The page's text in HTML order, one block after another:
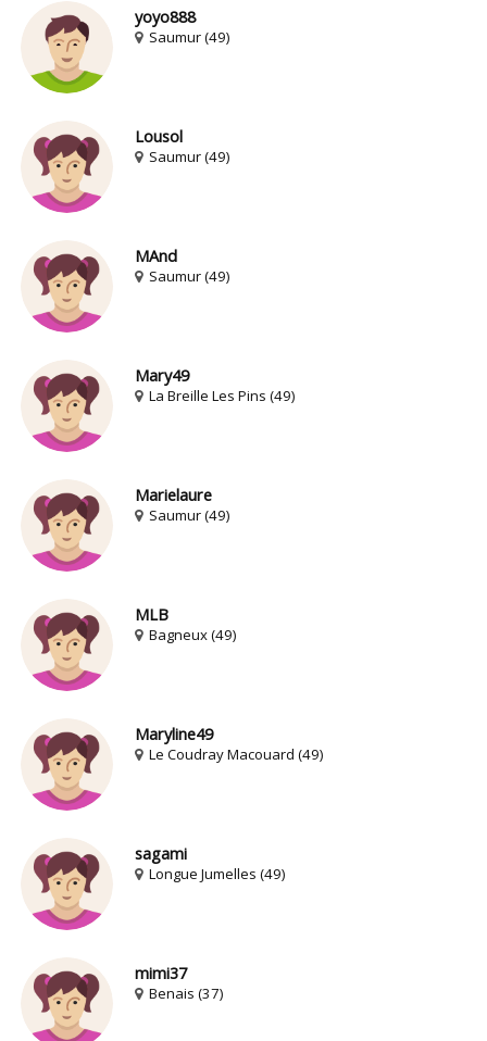
yoyo888
Saumur (49)
Lousol
Saumur (49)
MAnd
Saumur (49)
Mary49
La Breille Les Pins (49)
Marielaure
Saumur (49)
MLB
Bagneux (49)
Maryline49
Le Coudray Macouard (49)
sagami
Longue Jumelles (49)
mimi37
Benais (37)